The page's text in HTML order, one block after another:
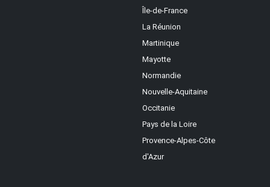
Île-de-France
La Réunion
Martinique
Mayotte
Normandie
Nouvelle-Aquitaine
Occitanie
Pays de la Loire
Provence-Alpes-Côte
d'Azur